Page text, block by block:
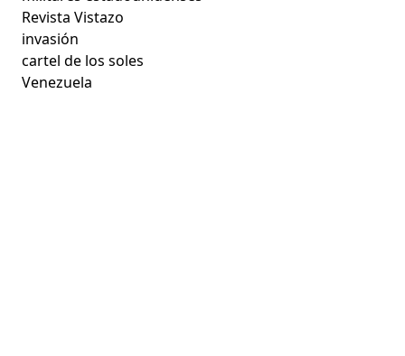
Revista Vistazo
invasión
cartel de los soles
Venezuela